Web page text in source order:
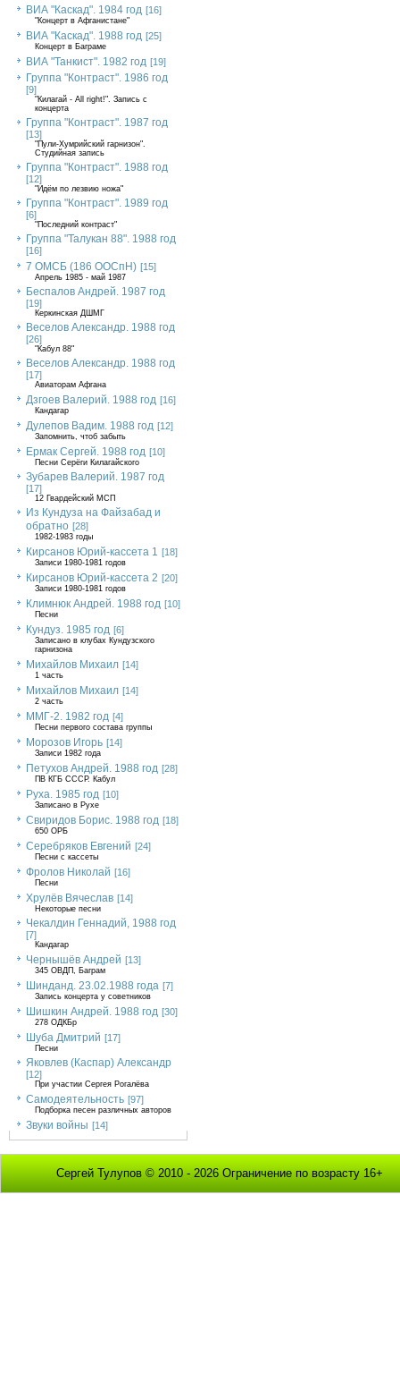
ВИА "Каскад". 1984 год [16]
"Концерт в Афганистане"
ВИА "Каскад". 1988 год [25]
Концерт в Баграме
ВИА "Танкист". 1982 год [19]
Группа "Контраст". 1986 год
[9]
"Килагай - All right!". Запись с
концерта
Группа "Контраст". 1987 год
[13]
"Пули-Хумрийский гарнизон".
Студийная запись
Группа "Контраст". 1988 год
[12]
"Идём по лезвию ножа"
Группа "Контраст". 1989 год
[6]
"Последний контраст"
Группа "Талукан 88". 1988 год
[16]
7 ОМСБ (186 ООСпН) [15]
Апрель 1985 - май 1987
Беспалов Андрей. 1987 год
[19]
Керкинская ДШМГ
Веселов Александр. 1988 год
[26]
"Кабул 88"
Веселов Александр. 1988 год
[17]
Авиаторам Афгана
Дзгоев Валерий. 1988 год [16]
Кандагар
Дулепов Вадим. 1988 год [12]
Запомнить, чтоб забыть
Ермак Сергей. 1988 год [10]
Песни Серёги Килагайского
Зубарев Валерий. 1987 год
[17]
12 Гвардейский МСП
Из Кундуза на Файзабад и
обратно [28]
1982-1983 годы
Кирсанов Юрий-кассета 1 [18]
Записи 1980-1981 годов
Кирсанов Юрий-кассета 2 [20]
Записи 1980-1981 годов
Климнюк Андрей. 1988 год [10]
Песни
Кундуз. 1985 год [6]
Записано в клубах Кундузского
гарнизона
Михайлов Михаил [14]
1 часть
Михайлов Михаил [14]
2 часть
ММГ-2. 1982 год [4]
Песни первого состава группы
Морозов Игорь [14]
Записи 1982 года
Петухов Андрей. 1988 год [28]
ПВ КГБ СССР. Кабул
Руха. 1985 год [10]
Записано в Рухе
Свиридов Борис. 1988 год [18]
650 ОРБ
Серебряков Евгений [24]
Песни с кассеты
Фролов Николай [16]
Песни
Хрулёв Вячеслав [14]
Некоторые песни
Чекалдин Геннадий, 1988 год
[7]
Кандагар
Чернышёв Андрей [13]
345 ОВДП, Баграм
Шинданд. 23.02.1988 года [7]
Запись концерта у советников
Шишкин Андрей. 1988 год [30]
278 ОДКБр
Шуба Дмитрий [17]
Песни
Яковлев (Каспар) Александр
[12]
При участии Сергея Рогалёва
Самодеятельность [97]
Подборка песен различных авторов
Звуки войны [14]
Сергей Тулупов © 2010 - 2026 Ограничение по возрасту 16+